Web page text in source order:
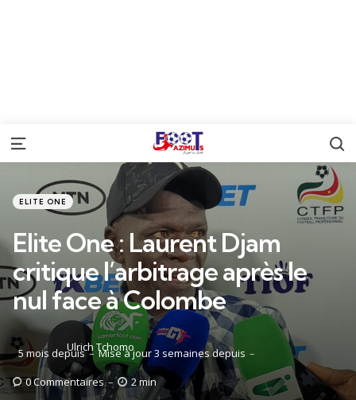
Menu
Catégories
Posté
dans
ELITE ONE
Elite One : Laurent Djam
critique l’arbitrage après le
nul face à Colombe
Posté
par
Ulrich Tchomo
5 mois depuis Mise à jour3 semaines depuis
0Commentaires 2 min